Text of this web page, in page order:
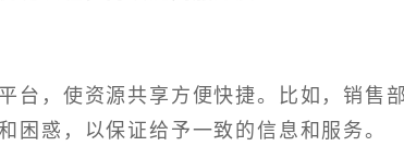
台，使资源共享方便快捷。比如，销售
困惑，以保证给予一致的信息和服务。